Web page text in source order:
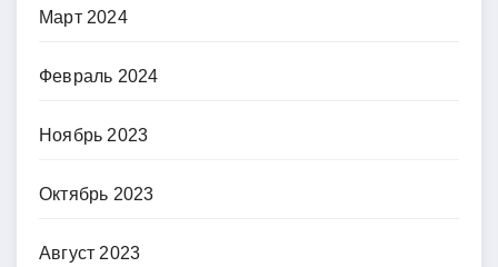
Март 2024
Февраль 2024
Ноябрь 2023
Октябрь 2023
Август 2023